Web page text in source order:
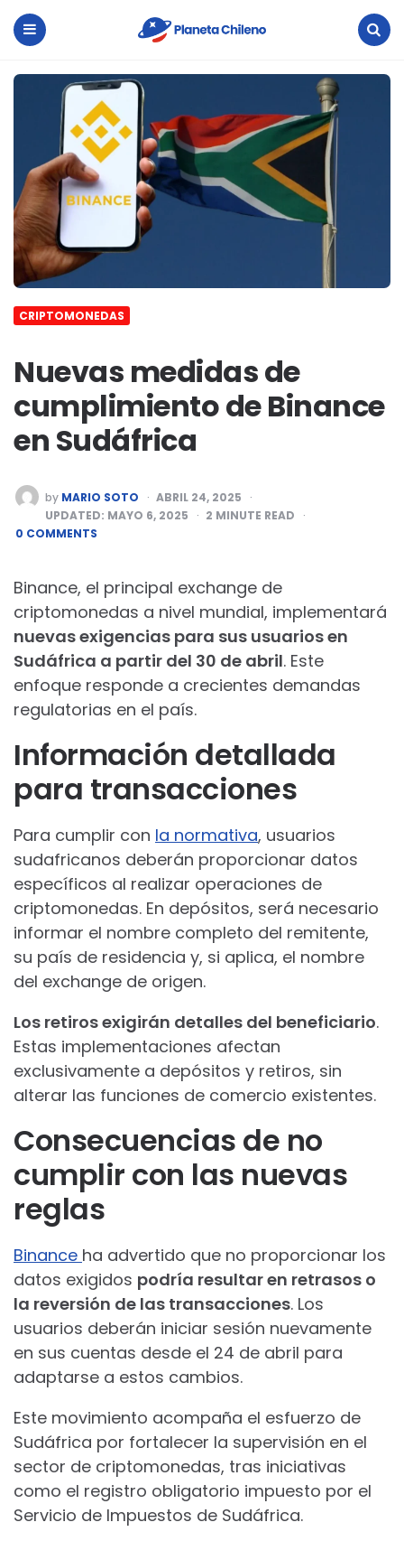
Planeta
Chileno
CRIPTOMONEDAS
Nuevas medidas de
cumplimiento de Binance
en Sudáfrica
POSTED
BY
by MARIO SOTO
ABRIL 24, 2025
UPDATED: MAYO 6, 2025 2 MINUTE READ
0 COMMENTS
Binance, el principal exchange de
criptomonedas a nivel mundial, implementará
nuevas exigencias para sus usuarios en
Sudáfrica a partir del 30 de abril. Este
enfoque responde a crecientes demandas
regulatorias en el país.
Información detallada
para transacciones
Para cumplir con la normativa, usuarios
sudafricanos deberán proporcionar datos
específicos al realizar operaciones de
criptomonedas. En depósitos, será necesario
informar el nombre completo del remitente,
su país de residencia y, si aplica, el nombre
del exchange de origen.
Los retiros exigirán detalles del beneficiario.
Estas implementaciones afectan
exclusivamente a depósitos y retiros, sin
alterar las funciones de comercio existentes.
Consecuencias de no
cumplir con las nuevas
reglas
Binance ha advertido que no proporcionar los
datos exigidos podría resultar en retrasos o
la reversión de las transacciones. Los
usuarios deberán iniciar sesión nuevamente
en sus cuentas desde el 24 de abril para
adaptarse a estos cambios.
Este movimiento acompaña el esfuerzo de
Sudáfrica por fortalecer la supervisión en el
sector de criptomonedas, tras iniciativas
como el registro obligatorio impuesto por el
Servicio de Impuestos de Sudáfrica.